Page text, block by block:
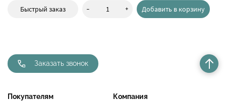
Быстрый заказ - + Добавить в корзину
Покупателям Компания
Заказать звонок